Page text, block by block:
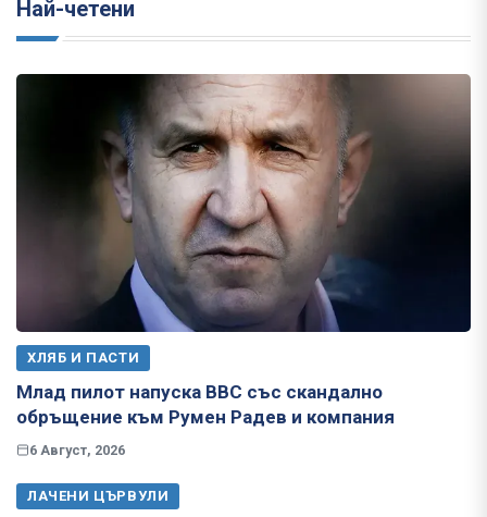
Най-четени
ХЛЯБ И ПАСТИ
Млад пилот напуска ВВС със скандално
обръщение към Румен Радев и компания
6 Август, 2026
ЛАЧЕНИ ЦЪРВУЛИ